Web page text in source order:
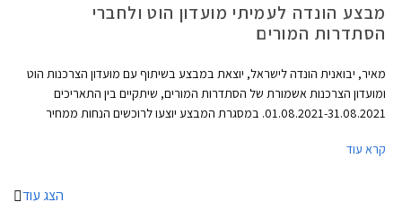
מבצע הונדה לעמיתי מועדון הוט ולחברי
הסתדרות המורים
מאיר, יבואנית הונדה לישראל, יוצאת במבצע בשיתוף עם מועדון הצרכנות הוט
ומועדון הצרכנות אשמורת של הסתדרות המורים, שיתקיים בין התאריכים
01.08.2021-31.08.2021. במסגרת המבצע יוצעו לרוכשים הנחות ממחיר
המשתתפים במבצע.
קרא עוד
הצג עוד